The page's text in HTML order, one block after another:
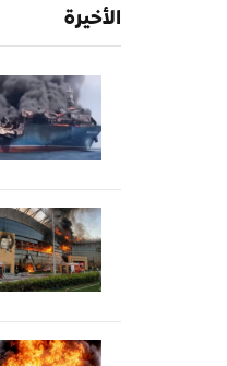
الأخيرة